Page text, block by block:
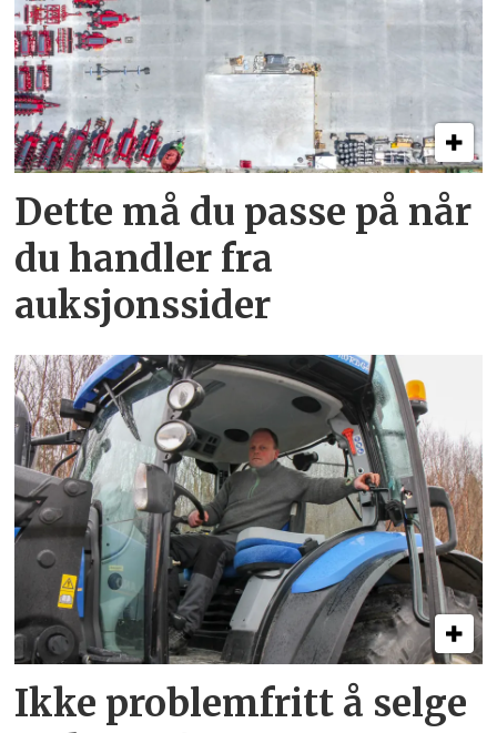
Dette må du passe på når
du handler fra
auksjonssider
Ikke problemfritt å selge